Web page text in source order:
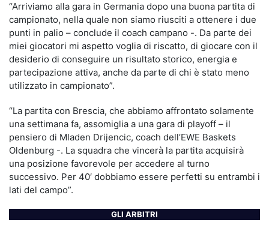
“Arriviamo alla gara in Germania dopo una buona partita di
campionato, nella quale non siamo riusciti a ottenere i due
punti in palio – conclude il coach campano -. Da parte dei
miei giocatori mi aspetto voglia di riscatto, di giocare con il
desiderio di conseguire un risultato storico, energia e
partecipazione attiva, anche da parte di chi è stato meno
utilizzato in campionato”.
“La partita con Brescia, che abbiamo affrontato solamente
una settimana fa, assomiglia a una gara di playoff – il
pensiero di Mladen Drijencic, coach dell’EWE Baskets
Oldenburg -. La squadra che vincerà la partita acquisirà
una posizione favorevole per accedere al turno
successivo. Per 40′ dobbiamo essere perfetti su entrambi i
lati del campo”.
GLI ARBITRI